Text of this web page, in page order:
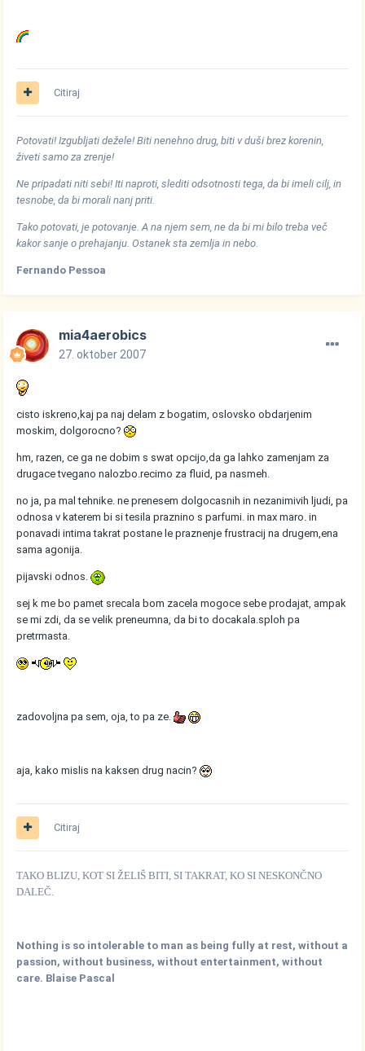
Citiraj
Potovati! Izgubljati dežele! Biti nenehno drug, biti v duši brez korenin,
živeti samo za zrenje!
Ne pripadati niti sebi! Iti naproti, slediti odsotnosti tega, da bi imeli cilj, in
tesnobe, da bi morali nanj priti.
Tako potovati, je potovanje. A na njem sem, ne da bi mi bilo treba več
kakor sanje o prehajanju. Ostanek sta zemlja in nebo.
Fernando Pessoa
mia4aerobics
27. oktober 2007
cisto iskreno,kaj pa naj delam z bogatim, oslovsko obdarjenim
moskim, dolgorocno?
hm, razen, ce ga ne dobim s swat opcijo,da ga lahko zamenjam za
drugace tvegano nalozbo.recimo za fluid, pa nasmeh.
no ja, pa mal tehnike. ne prenesem dolgocasnih in nezanimivih ljudi, pa
odnosa v katerem bi si tesila praznino s parfumi. in max maro. in
ponavadi intima takrat postane le praznenje frustracij na drugem,ena
sama agonija.
pijavski odnos.
sej k me bo pamet srecala bom zacela mogoce sebe prodajat, ampak
se mi zdi, da se velik preneumna, da bi to docakala.sploh pa
pretrmasta.
zadovoljna pa sem, oja, to pa ze.
aja, kako mislis na kaksen drug nacin?
Citiraj
TAKO BLIZU, KOT SI ŽELIŠ BITI, SI TAKRAT, KO SI NESKONČNO
DALEČ.
Nothing is so intolerable to man as being fully at rest, without a
passion, without business, without entertainment, without
care. Blaise Pascal